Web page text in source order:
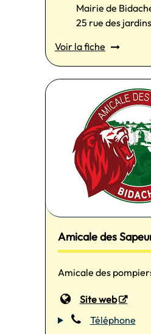
Mairie de
25 rue des jardins
Voir la fiche
Amicale des
Amicale des
Site web
Téléphone